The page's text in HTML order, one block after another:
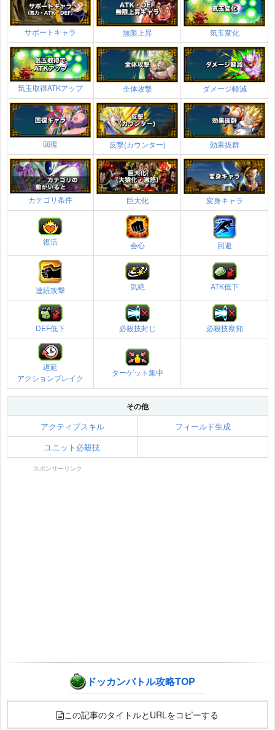
サポートキャラ 無限上昇 気玉変化
気玉取得ATKアップ 全体攻撃 ダメージ軽減
回復 反撃(カウンター) 効果抜群
カテゴリ条件 巨大化 変身キャラ
復活 会心 回避
連続攻撃 気絶 ATK低下
DEF低下 必殺技封じ 必殺技察知
遅延
アクションブレイク
ターゲット集中
その他
アクティブスキル
フィールド生成
ユニット必殺技
スポンサーリンク
ドッカンバトル攻略TOP
この記事のタイトルとURLをコピーする